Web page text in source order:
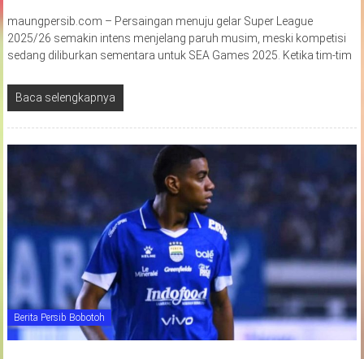
maungpersib.com – Persaingan menuju gelar Super League
2025/26 semakin intens menjelang paruh musim, meski kompetisi
sedang diliburkan sementara untuk SEA Games 2025. Ketika tim-tim
Baca selengkapnya
Berita Persib Bobotoh